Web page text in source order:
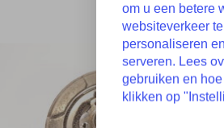
om u een betere
websiteverkeer
personaliseren
serveren. Lees
gebruiken en
klikken op